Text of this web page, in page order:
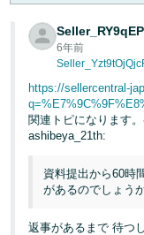
-
JP
English
- JP
っ
そ
く
め
る
6年前
https://sellercentral-
関連トピになります
ashibeya_21th:
資料提出から60時
があるのでしょうか
返事があるまで 待つ